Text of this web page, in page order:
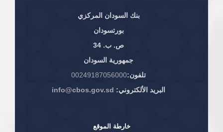
بنك السودان المركزي
بورتسودان
ص. ب. 34
جمهورية السودان
تلفون:00249187056000
البريد الألكتروني: info@cbos.gov.sd
خارطة الموقع